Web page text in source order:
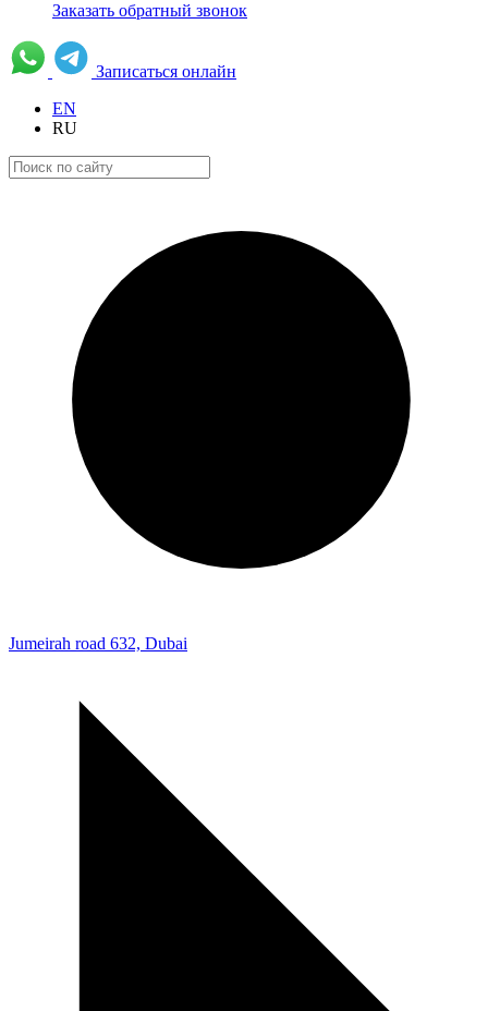
Заказать обратный звонок
Записаться онлайн
EN
RU
Jumeirah road 632, Dubai